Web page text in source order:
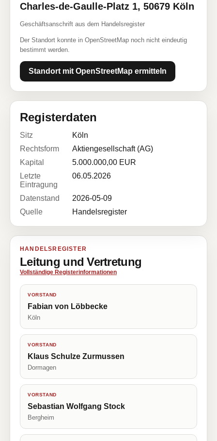
Charles-de-Gaulle-Platz 1, 50679 Köln
Geschäftsanschrift aus dem Handelsregister
Der Standort konnte in OpenStreetMap noch nicht eindeutig
bestimmt werden.
Standort mit OpenStreetMap ermitteln
Registerdaten
Sitz
Köln
Rechtsform
Aktiengesellschaft (AG)
Kapital
5.000.000,00 EUR
Letzte
Eintragung
06.05.2026
Datenstand
2026-05-09
Quelle
Handelsregister
HANDELSREGISTER
Leitung und Vertretung
Vollständige Registerinformationen
VORSTAND
Fabian von Löbbecke
Köln
VORSTAND
Klaus Schulze Zurmussen
Dormagen
VORSTAND
Sebastian Wolfgang Stock
Bergheim